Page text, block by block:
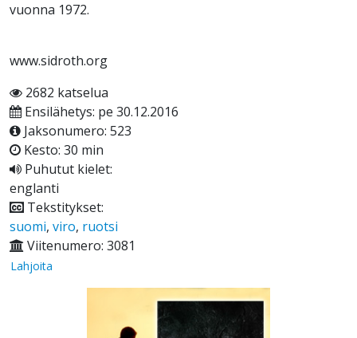
vuonna 1972.
www.sidroth.org
2682 katselua
Ensilähetys: pe 30.12.2016
Jaksonumero: 523
Kesto: 30 min
Puhutut kielet:
englanti
Tekstitykset:
suomi, viro, ruotsi
Viitenumero: 3081
Lahjoita